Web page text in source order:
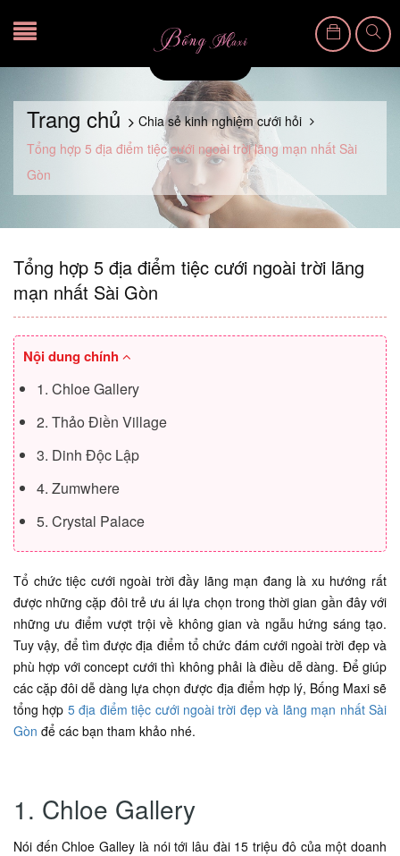
Trang chủ
Chia sẻ kinh nghiệm cưới hỏi
Tổng hợp 5 địa điểm tiệc cưới ngoài trời lãng mạn nhất Sài
Gòn
Tổng hợp 5 địa điểm tiệc cưới ngoài trời lãng
mạn nhất Sài Gòn
Nội dung chính
1. Chloe Gallery
2. Thảo Điền Village
3. Dinh Độc Lập
4. Zumwhere
5. Crystal Palace
Tổ chức tiệc cưới ngoài trời đầy lãng mạn đang là xu hướng rất
được những cặp đôi trẻ ưu ái lựa chọn trong thời gian gần đây với
những ưu điểm vượt trội về không gian và ngẫu hứng sáng tạo.
Tuy vậy, để tìm được địa điểm tổ chức đám cưới ngoài trời đẹp và
phù hợp với concept cưới thì không phải là điều dễ dàng. Để giúp
các cặp đôi dễ dàng lựa chọn được địa điểm hợp lý, Bống Maxi sẽ
tổng hợp 5 địa điểm tiệc cưới ngoài trời đẹp và lãng mạn nhất Sài
Gòn để các bạn tham khảo nhé.
1. Chloe Gallery
Nói đến Chloe Galley là nói tới lâu đài 15 triệu đô của một doanh